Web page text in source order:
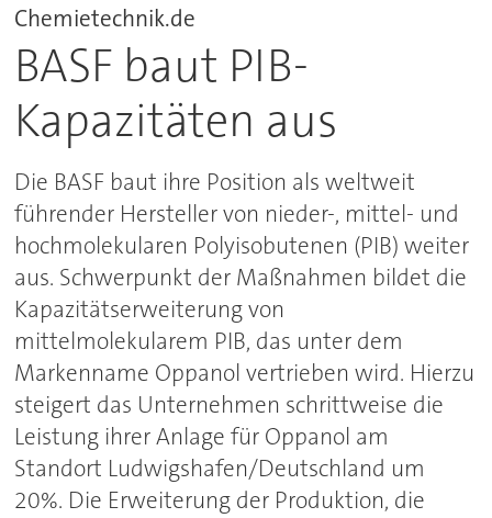
Chemietechnik.de
BASF baut PIB-
Kapazitäten aus
Die BASF baut ihre Position als weltweit
führender Hersteller von nieder-, mittel- und
hochmolekularen Polyisobutenen (PIB) weiter
aus. Schwerpunkt der Maßnahmen bildet die
Kapazitätserweiterung von
mittelmolekularem PIB, das unter dem
Markenname Oppanol vertrieben wird. Hierzu
steigert das Unternehmen schrittweise die
Leistung ihrer Anlage für Oppanol am
Standort Ludwigshafen/Deutschland um
20%. Die Erweiterung der Produktion, die